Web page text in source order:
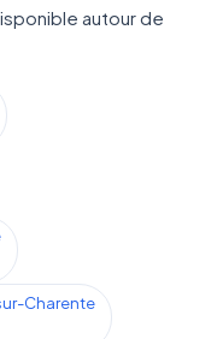
autour de
Charente